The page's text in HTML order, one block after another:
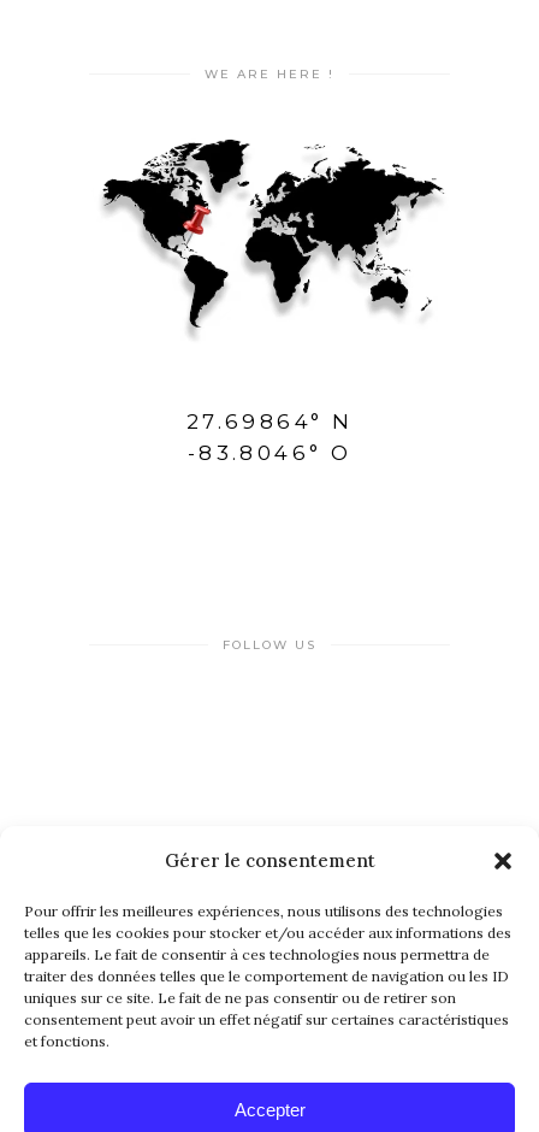
Gérer le consentement
Pour offrir les meilleures expériences, nous utilisons des technologies
telles que les cookies pour stocker et/ou accéder aux informations des
appareils. Le fait de consentir à ces technologies nous permettra de
traiter des données telles que le comportement de navigation ou les ID
uniques sur ce site. Le fait de ne pas consentir ou de retirer son
consentement peut avoir un effet négatif sur certaines caractéristiques
et fonctions.
Accepter
WE ARE HERE !
27.69864° N
-83.8046° O
FOLLOW US
Alternative: